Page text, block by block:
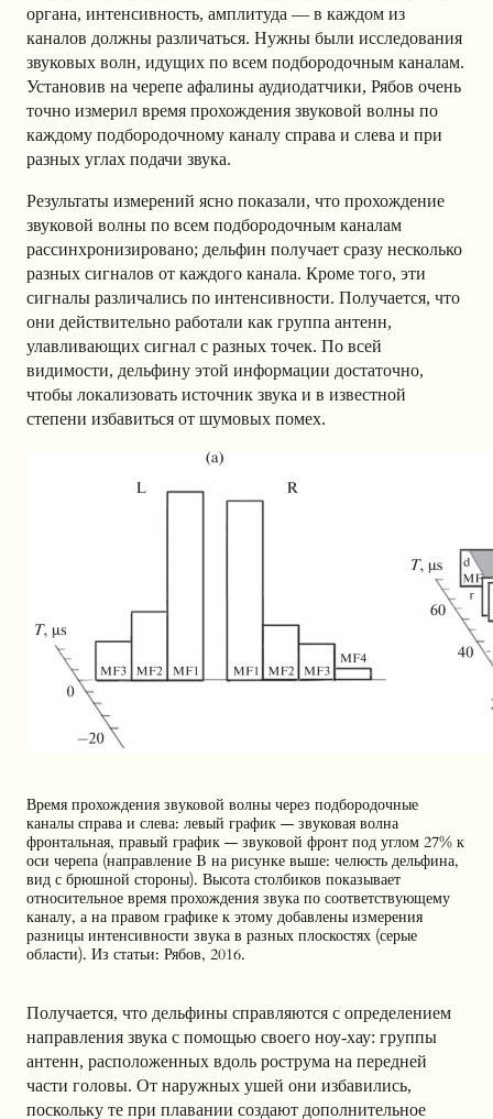
органа, интенсивность, амплитуда — в каждом из
каналов должны различаться. Нужны были исследования
звуковых волн, идущих по всем подбородочным каналам.
Установив на черепе афалины аудиодатчики, Рябов очень
точно измерил время прохождения звуковой волны по
каждому подбородочному каналу справа и слева и при
разных углах подачи звука.
Результаты измерений ясно показали, что прохождение
звуковой волны по всем подбородочным каналам
рассинхронизировано; дельфин получает сразу несколько
разных сигналов от каждого канала. Кроме того, эти
сигналы различались по интенсивности. Получается, что
они действительно работали как группа антенн,
улавливающих сигнал с разных точек. По всей
видимости, дельфину этой информации достаточно,
чтобы локализовать источник звука и в известной
степени избавиться от шумовых помех.
Время прохождения звуковой волны через подбородочные
каналы справа и слева: левый график — звуковая волна
фронтальная, правый график — звуковой фронт под углом 27% к
оси черепа (направление B на рисунке выше: челюсть дельфина,
вид с брюшной стороны). Высота столбиков показывает
относительное время прохождения звука по соответствующему
каналу, а на правом графике к этому добавлены измерения
разницы интенсивности звука в разных плоскостях (серые
области). Из статьи: Рябов, 2016.
Получается, что дельфины справляются с определением
направления звука с помощью своего ноу-хау: группы
антенн, расположенных вдоль рострума на передней
части головы. От наружных ушей они избавились,
поскольку те при плавании создают дополнительное